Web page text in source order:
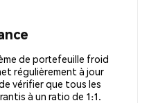
de portefeuille froid
régulièrement à jour
vérifier que tous les
à un ratio de 1:1.